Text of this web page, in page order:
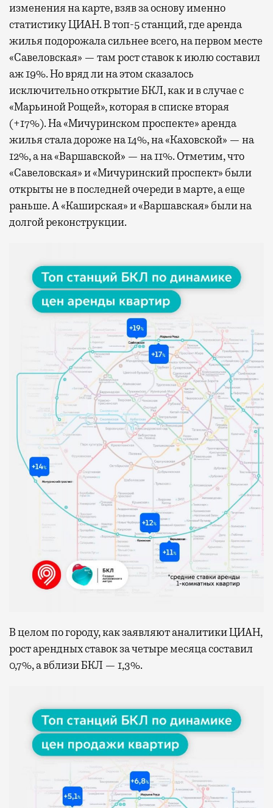
изменения на карте, взяв за основу именно
статистику ЦИАН. В топ-5 станций, где аренда
жилья подорожала сильнее всего, на первом месте
«Савеловская» — там рост ставок к июлю составил
аж 19%. Но вряд ли на этом сказалось
исключительно открытие БКЛ, как и в случае с
«Марьиной Рощей», которая в списке вторая
(+17%). На «Мичуринском проспекте» аренда
жилья стала дороже на 14%, на «Каховской» — на
12%, а на «Варшавской» — на 11%. Отметим, что
«Савеловская» и «Мичуринский проспект» были
открыты не в последней очереди в марте, а еще
раньше. А «Каширская» и «Варшавская» были на
долгой реконструкции.
В целом по городу, как заявляют аналитики ЦИАН,
рост арендных ставок за четыре месяца составил
0,7%, а вблизи БКЛ — 1,3%.